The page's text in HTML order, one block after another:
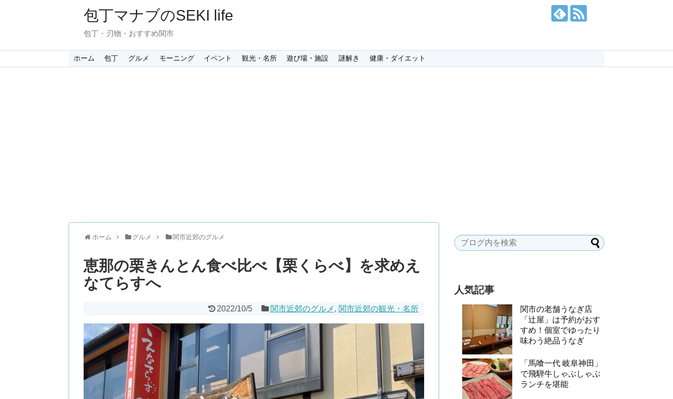
包丁マナブのSEKI life
包丁・刃物・おすすめ関市
ホーム 包丁 グルメ モーニング イベント 観光・名所 遊び場・施設 謎解き 健康・ダイエット
ホーム グルメ 関市近郊のグルメ
恵那の栗きんとん食べ比べ【栗くらべ】を求めえ
なてらすへ
2022/10/5 関市近郊のグルメ , 関市近郊の観光・名所
人気記事
関市の老舗うなぎ店
「辻屋」は予約がおす
すめ！個室でゆったり
味わう絶品うなぎ
「馬喰一代 岐阜神田」
で飛騨牛しゃぶしゃぶ
ランチを堪能